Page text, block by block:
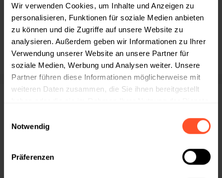
Wir verwenden Cookies, um Inhalte und Anzeigen zu
personalisieren, Funktionen für soziale Medien anbieten
zu können und die Zugriffe auf unsere Website zu
analysieren. Außerdem geben wir Informationen zu Ihrer
Verwendung unserer Website an unsere Partner für
soziale Medien, Werbung und Analysen weiter. Unsere
Partner führen diese Informationen möglicherweise mit
weiteren Daten zusammen, die Sie ihnen bereitgestellt
Notwendig
Präferenzen
Kategorien
Boxen zu Weihnachten
Boxen zu Ostern
Onboardingboxen
Boxen für jeden Anlass
ÜBER UNS